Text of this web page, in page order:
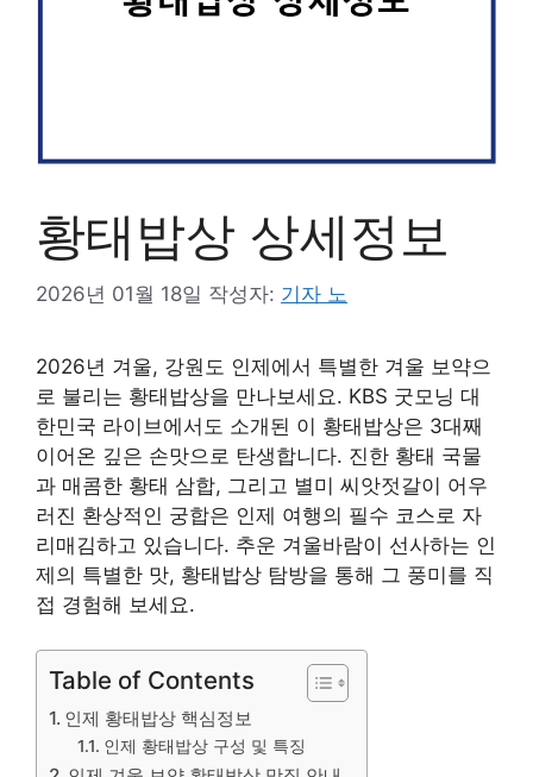
황태밥상 상세정보
2026년 01월 18일 작성자: 기자 노
2026년 겨울, 강원도 인제에서 특별한 겨울 보약으
로 불리는 황태밥상을 만나보세요. KBS 굿모닝 대
한민국 라이브에서도 소개된 이 황태밥상은 3대째
이어온 깊은 손맛으로 탄생합니다. 진한 황태 국물
과 매콤한 황태 삼합, 그리고 별미 씨앗젓갈이 어우
러진 환상적인 궁합은 인제 여행의 필수 코스로 자
리매김하고 있습니다. 추운 겨울바람이 선사하는 인
제의 특별한 맛, 황태밥상 탐방을 통해 그 풍미를 직
접 경험해 보세요.
Table of Contents
인제 황태밥상 핵심정보
인제 황태밥상 구성 및 특징